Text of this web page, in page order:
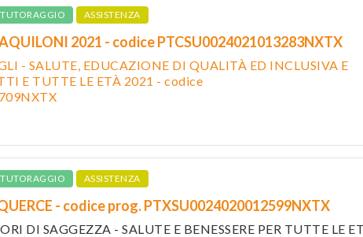
TUTORAGGIO ASSISTENZA
2021 - codice PTCSU0024021013283NXTX
- SALUTE, EDUCAZIONE DI QUALITÀ ED INCLUSIVA E
E TUTTE LE ETÀ 2021 - codice
TUTORAGGIO ASSISTENZA
- codice prog. PTXSU0024020012599NXTX
DI SAGGEZZA - SALUTE E BENESSERE PER TUTTE LE